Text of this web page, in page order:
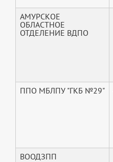
АМУРСКОЕ
ОБЛАСТНОЕ
ОТДЕЛЕНИЕ ВДПО
ППО МБЛПУ "ГКБ №29"
ВООДЗПП